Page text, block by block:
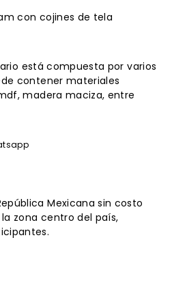
con cojines de tela
está compuesta por varios
contener materiales
madera maciza, entre
Mexicana sin costo
zona centro del país,